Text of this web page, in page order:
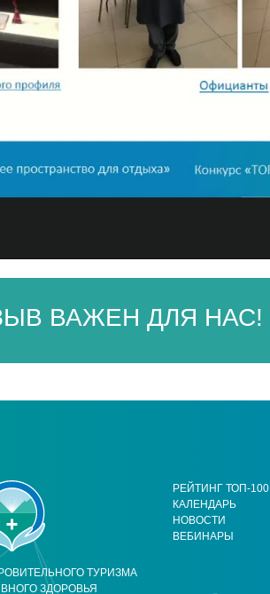
ВАЖЕН ДЛЯ НАС!
ТУРИЗМА
ЗДОРОВЬЯ
РЕЙТИНГ ТОП-100
КАЛЕНДАРЬ
НОВОСТИ
ВЕБИНАРЫ